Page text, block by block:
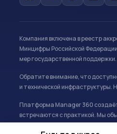
Компания включена в реестр
Минцифры Российской
мер государственной
Обратите внимание, что
и технической инфраструктуры.
Платформа Manager 360
встречаются с практикой. Мы
развитию и управлению в спорте.